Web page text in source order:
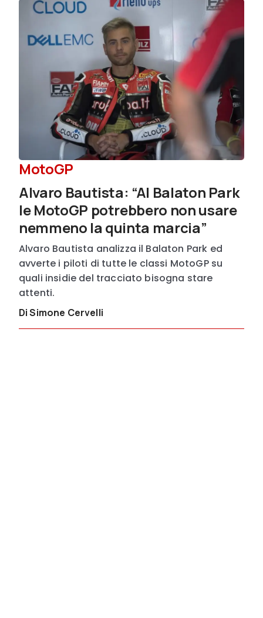
MotoGP
Alvaro Bautista: “Al Balaton Park
le MotoGP potrebbero non usare
nemmeno la quinta marcia”
Alvaro Bautista analizza il Balaton Park ed
avverte i piloti di tutte le classi MotoGP su
quali insidie del tracciato bisogna stare
attenti.
Di Simone Cervelli